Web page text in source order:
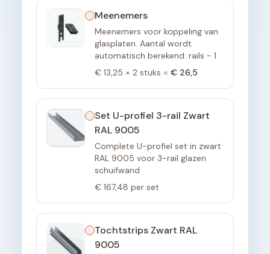
Meenemers
Meenemers voor koppeling van
glasplaten. Aantal wordt
automatisch berekend: rails - 1
€ 13,25 × 2 stuks = € 26,5
Set U-profiel 3-rail Zwart
RAL 9005
Complete U-profiel set in zwart
RAL 9005 voor 3-rail glazen
schuifwand
€ 167,48 per set
Tochtstrips Zwart RAL
9005